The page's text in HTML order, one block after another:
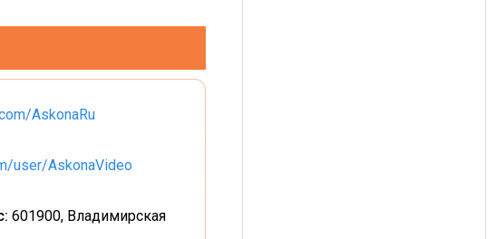
AskonaRu
user/AskonaVideo
601900, Владимирская